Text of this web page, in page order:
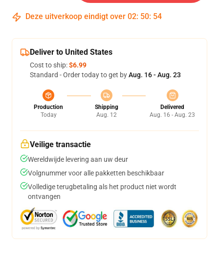
Deze uitverkoop eindigt over 02: 50: 53
Deliver to United States
Cost to ship:$6.99
Standard - Order today to get byAug. 16 - Aug. 23
Production
Today
Shipping
Aug. 12
Delivered
Aug. 16 - Aug. 23
Veilige transactie
Wereldwijde levering aan uw deur
Volgnummer voor alle pakketten beschikbaar
Volledige terugbetaling als het product niet wordt
ontvangen